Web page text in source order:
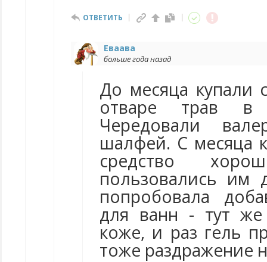
ОТВЕТИТЬ
Еваава
больше года назад
До месяца купали
отваре трав в
Чередовали
шалфей. С месяца
средство
пользовались
попробовала
для ванн - тут
коже, и раз гель
тоже раздражение